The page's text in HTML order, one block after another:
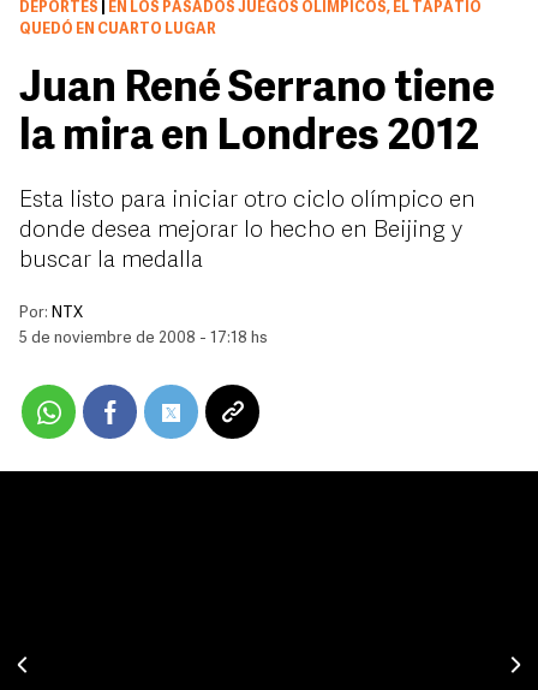
DEPORTES
EN LOS PASADOS JUEGOS OLÍMPICOS, EL TAPATÍO
QUEDÓ EN CUARTO LUGAR
Juan René Serrano tiene
la mira en Londres 2012
Esta listo para iniciar otro ciclo olímpico en
donde desea mejorar lo hecho en Beijing y
buscar la medalla
Por: NTX
5 de noviembre de 2008 - 17:18 hs